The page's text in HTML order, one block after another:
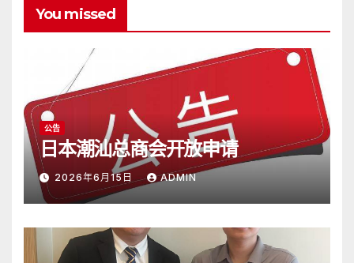
You missed
公告
日本潮汕总商会开放申请
2026年6月15日 ADMIN